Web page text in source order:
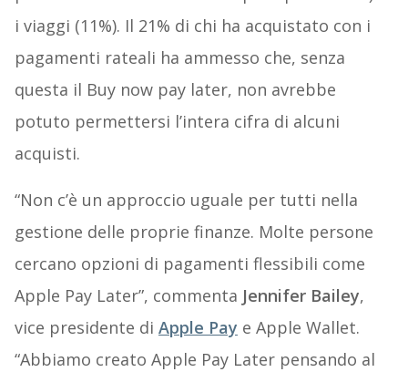
i viaggi (11%). Il 21% di chi ha acquistato con i
pagamenti rateali ha ammesso che, senza
questa il Buy now pay later, non avrebbe
potuto permettersi l’intera cifra di alcuni
acquisti.
“Non c’è un approccio uguale per tutti nella
gestione delle proprie finanze. Molte persone
cercano opzioni di pagamenti flessibili come
Apple Pay Later”, commenta Jennifer Bailey,
vice presidente di Apple Pay e Apple Wallet.
“Abbiamo creato Apple Pay Later pensando al